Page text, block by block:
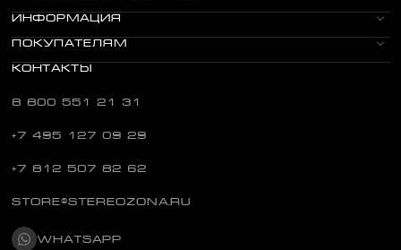
ИНФОРМАЦИЯ
ПОКУПАТЕЛЯМ
КОНТАКТЫ
8 800 551 21 31
+7 495 127 09 29
+7 812 507 82 62
STORE@STEREOZONA.RU
WHATSAPP